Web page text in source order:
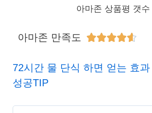
아마존 상품평 갯수
아마존 만족도 
72시간 물 단식 하면 얻는 효
성공TIP